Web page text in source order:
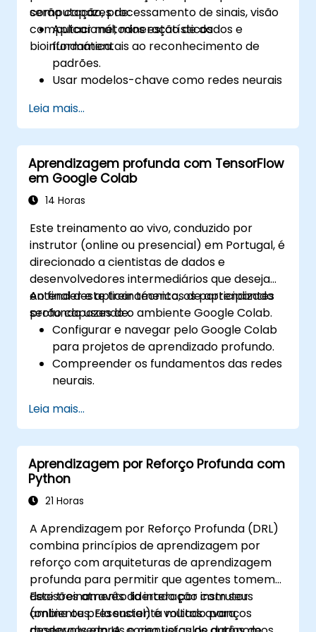
computação, processamento de sinais, visão
computacional, mineração de dados e
bioinformática.
serão capazes de:
Aplicar métodos estatísticos
fundamentais ao reconhecimento de
padrões.
Usar modelos-chave como redes neurais
dados.
Implementar técnicas avançadas para
solução de problemas complexos.
Aumentar a precisão das previsões
combinando diferentes modelos.
Leia mais...
Aprendizagem profunda com TensorFlow
em Google Colab
14 Horas
Este treinamento ao vivo, conduzido por
instrutor (online ou presencial) em Portugal, é
direcionado a cientistas de dados e
desenvolvedores intermediários que desejam
entender e aplicar técnicas de aprendizado
profundo usando o ambiente Google Colab.
Ao final deste treinamento, os participantes
serão capazes de:
Configurar e navegar pelo Google Colab
para projetos de aprendizado profundo.
Compreender os fundamentos das redes
neurais.
profundo usando TensorFlow.
Treinar e avaliar modelos de aprendizado
profundo.
Utilizar recursos avançados do
TensorFlow para aprendizado profundo.
Leia mais...
Aprendizagem por Reforço Profunda com
Python
21 Horas
A Aprendizagem por Reforço Profunda (DRL)
combina princípios de aprendizagem por
reforço com arquiteturas de aprendizagem
profunda para permitir que agentes tomem
decisões através da interação com seus
ambientes. Ela sustenta muitos avanços
Este treinamento liderado por instrutor
(online ou presencial) é voltado para